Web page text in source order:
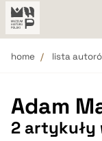
home lista
Adam
2 artykuły